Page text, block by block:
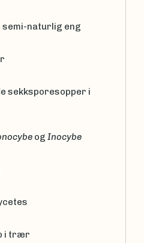
semi-naturlig eng
sekksporesopper i
og Inocybe
i trær